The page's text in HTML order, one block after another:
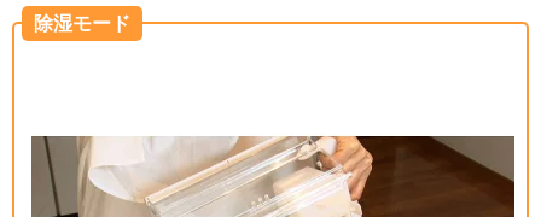
除湿モード